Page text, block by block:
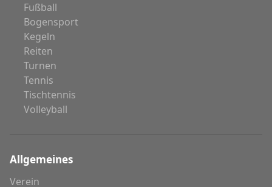
Fußball
Bogensport
Kegeln
Reiten
Turnen
Tennis
Tischtennis
Volleyball
Allgemeines
Verein